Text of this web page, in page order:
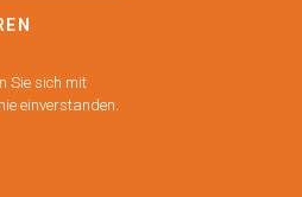
Sie sich mit
einverstanden.